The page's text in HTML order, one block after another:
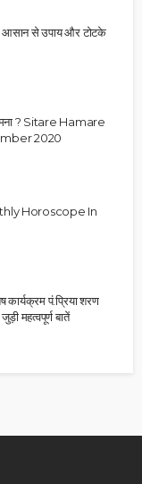
आसान से उपाय और टोटके
? Sitare Hamare
2020
Horoscope In
पं.प्रिया शरण
महत्वपूर्ण बातें